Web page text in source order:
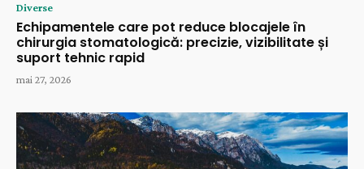
Diverse
Echipamentele care pot reduce blocajele în
chirurgia stomatologică: precizie, vizibilitate și
suport tehnic rapid
mai 27, 2026